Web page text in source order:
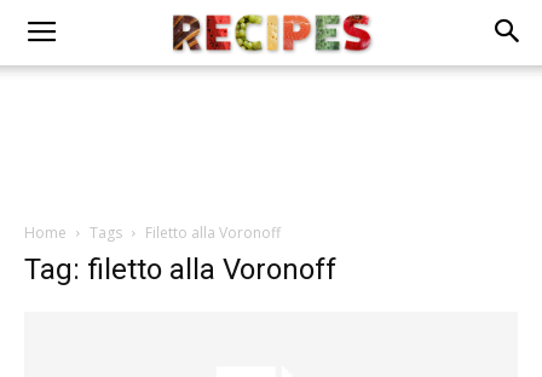
Home Tags Filetto alla Voronoff
Tag: filetto alla Voronoff